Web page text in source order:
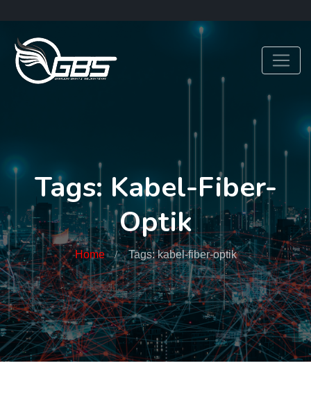
Tags: Kabel-Fiber-
Optik
Home Tags: kabel-fiber-optik